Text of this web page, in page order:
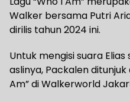
Walker bersama Putri
dirilis tahun 2024 ini.
Untuk mengisi suara
aslinya, Packalen
Am” di Walkerworld